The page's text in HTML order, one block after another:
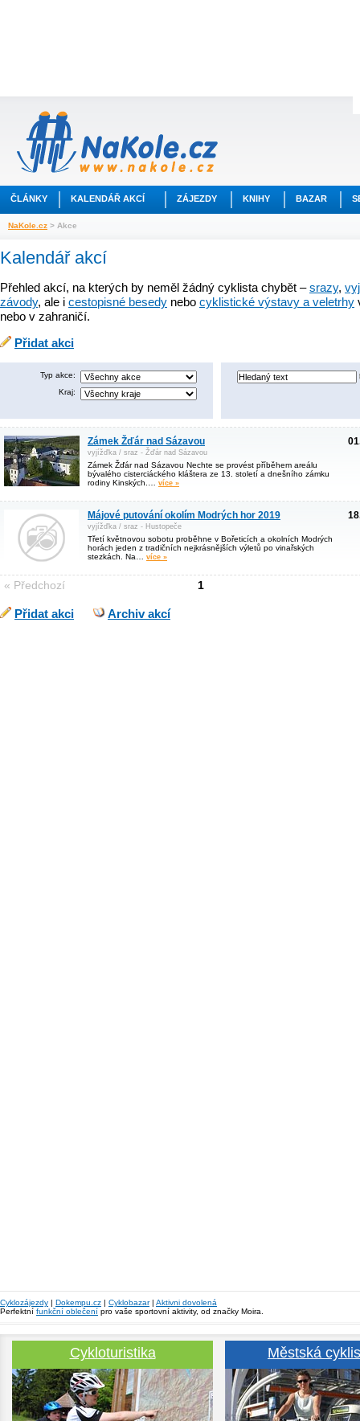
ČLÁNKY KALENDÁŘ AKCÍ ZÁJEZDY KNIHY BAZAR
NaKole.cz > Akce
Kalendář akcí
Přehled akcí, na kterých by neměl žádný cyklista chybět –srazy,
závody, ale i cestopisné besedy nebo cyklistické výstavy a veletrhy
nebo v zahraničí.
Přidat akci
Typ akce:
Kraj:
Zámek Žďár nad Sázavou
vyjížďka / sraz - Žďár nad Sázavou
Zámek Žďár nad Sázavou Nechte se provést příběhem areálu
bývalého cisterciáckého kláštera ze 13. století a dnešního zámku
rodiny Kinských.… více »
Májové putování okolím Modrých hor 2019
vyjížďka / sraz - Hustopeče
Třetí květnovou sobotu proběhne v Bořeticích a okolních Modrých
horách jeden z tradičních nejkrásnějších výletů po vinařských
stezkách. Na… více »
« Předchozí 1
Přidat akci Archiv akcí
Cyklozájezdy | Dokempu.cz | Cyklobazar| Aktivni dovolená
Perfektní funkční oblečení pro vaše sportovní aktivity, od značky Moira.
Cykloturistika Městská